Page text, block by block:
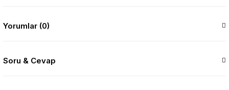
Yorumlar (0)
Soru & Cevap